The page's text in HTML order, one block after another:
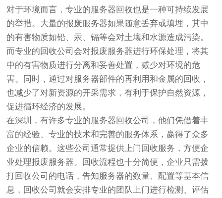
对于环境而言，专业的服务器回收也是一种可持续发展
的举措。大量的报废服务器如果随意丢弃或填埋，其中
的有害物质如铅、汞、镉等会对土壤和水源造成污染。
而专业的回收公司会对报废服务器进行环保处理，将其
中的有害物质进行分离和妥善处置，减少对环境的危
害。同时，通过对服务器部件的再利用和金属的回收，
也减少了对新资源的开采需求，有利于保护自然资源，
促进循环经济的发展。
在深圳，有许多专业的服务器回收公司，他们凭借着丰
富的经验、专业的技术和完善的服务体系，赢得了众多
企业的信赖。这些公司通常提供上门回收服务，方便企
业处理报废服务器。回收流程也十分简便，企业只需拨
打回收公司的电话，告知服务器的数量、配置等基本信
息，回收公司就会安排专业的团队上门进行检测、评估